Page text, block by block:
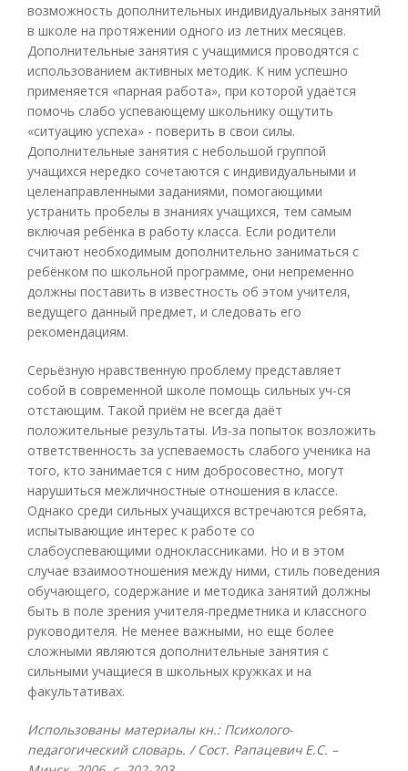
возможность дополнительных индивидуальных занятий
в школе на протяжении одного из летних месяцев.
Дополнительные занятия с учащимися проводятся с
использованием активных методик. К ним успешно
применяется «парная работа», при которой удаётся
помочь слабо успевающему школьнику ощутить
«ситуацию успеха» - поверить в свои силы.
Дополнительные занятия с небольшой группой
учащихся нередко сочетаются с индивидуальными и
целенаправленными заданиями, помогающими
устранить пробелы в знаниях учащихся, тем самым
включая ребёнка в работу класса. Если родители
считают необходимым дополнительно заниматься с
ребёнком по школьной программе, они непременно
должны поставить в известность об этом учителя,
ведущего данный предмет, и следовать его
рекомендациям.
Серьёзную нравственную проблему представляет
собой в современной школе помощь сильных уч-ся
отстающим. Такой приём не всегда даёт
положительные результаты. Из-за попыток возложить
ответственность за успеваемость слабого ученика на
того, кто занимается с ним добросовестно, могут
нарушиться межличностные отношения в классе.
Однако среди сильных учащихся встречаются ребята,
испытывающие интерес к работе со
слабоуспевающими одноклассниками. Но и в этом
случае взаимоотношения между ними, стиль поведения
обучающего, содержание и методика занятий должны
быть в поле зрения учителя-предметника и классного
руководителя. Не менее важными, но еще более
сложными являются дополнительные занятия с
сильными учащиеся в школьных кружках и на
факультативах.
Использованы материалы кн.: Психолого-
педагогический словарь. / Сост. Рапацевич Е.С. –